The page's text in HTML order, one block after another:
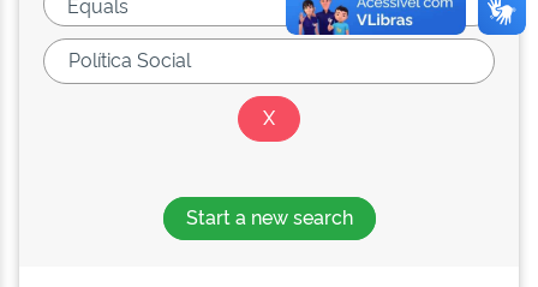
Start a new search